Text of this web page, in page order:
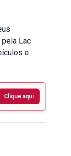
pela Lac
e
Clique aqui